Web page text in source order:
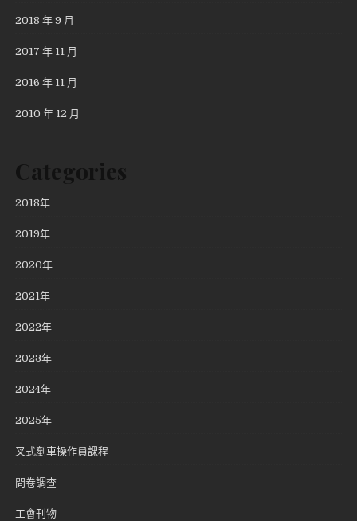
2018 年 9 月
2017 年 11 月
2016 年 11 月
2010 年 12 月
Categories
2018年
2019年
2020年
2021年
2022年
2023年
2024年
2025年
叉式剷車操作員課程
問卷調查
工會刊物